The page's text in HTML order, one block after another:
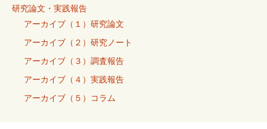
研究論文・実践報告
アーカイブ（１）研究論文
アーカイブ（２）研究ノート
アーカイブ（３）調査報告
アーカイブ（４）実践報告
アーカイブ（５）コラム